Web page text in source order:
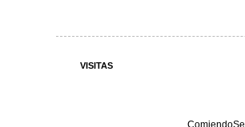
VISITAS